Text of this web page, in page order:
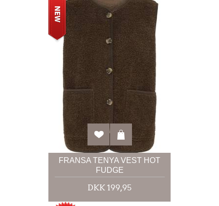
FRANSA TENYA VEST HOT
FUDGE
DKK 199,95